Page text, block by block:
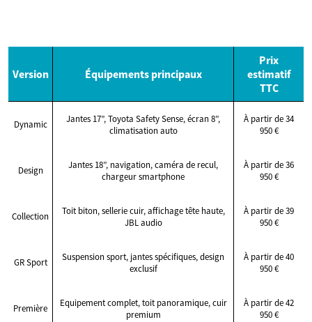
Version Équipements principaux
Prix
estimatif
TTC
Dynamic
Jantes 17”, Toyota Safety Sense, écran 8”,
climatisation auto
À partir de 34
950 €
Design
Jantes 18”, navigation, caméra de recul,
chargeur smartphone
À partir de 36
950 €
Collection
Toit biton, sellerie cuir, affichage tête haute,
JBL audio
À partir de 39
950 €
GR Sport
Suspension sport, jantes spécifiques, design
exclusif
À partir de 40
950 €
Première
Equipement complet, toit panoramique, cuir
premium
À partir de 42
950 €